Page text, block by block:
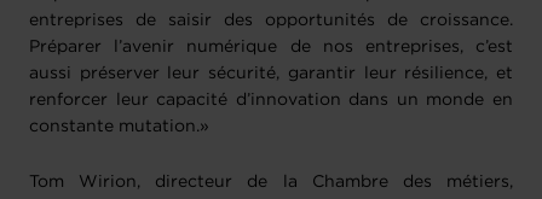
entreprises de saisir des opportunités de croissance.
Préparer l’avenir numérique de nos entreprises, c’est
aussi préserver leur sécurité, garantir leur résilience, et
renforcer leur capacité d’innovation dans un monde en
constante mutation.»
Tom Wirion, directeur de la Chambre des métiers,